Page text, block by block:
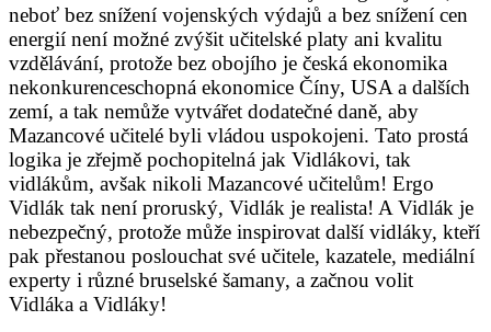
neboť bez snížení vojenských výdajů a bez snížení cen
energií není možné zvýšit učitelské platy ani kvalitu
vzdělávání, protože bez obojího je česká ekonomika
nekonkurenceschopná ekonomice Číny, USA a dalších
zemí, a tak nemůže vytvářet dodatečné daně, aby
Mazancové učitelé byli vládou uspokojeni. Tato prostá
logika je zřejmě pochopitelná jak Vidlákovi, tak
vidlákům, avšak nikoli Mazancové učitelům! Ergo
Vidlák tak není proruský, Vidlák je realista! A Vidlák je
nebezpečný, protože může inspirovat další vidláky, kteří
pak přestanou poslouchat své učitele, kazatele, mediální
experty i různé bruselské šamany, a začnou volit
Vidláka a Vidláky!